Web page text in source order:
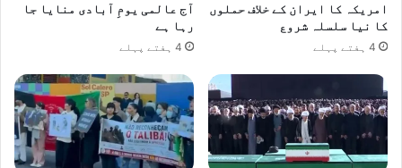
امریکہ کا ایران کے خلاف حملوں
کا نیا سلسلہ شروع
4 ہفتے پہلے
آج عالمی یومِ آبادی منایا جا
رہا ہے
4 ہفتے پہلے